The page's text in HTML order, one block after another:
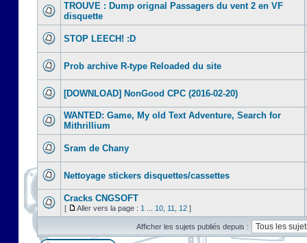
TROUVE : Dump orignal Passagers du vent 2 en VF
disquette
STOP LEECH! :D
Prob archive R-type Reloaded du site
[DOWNLOAD] NonGood CPC (2016-02-20)
WANTED: Game, My old Text Adventure, Search for
Mithrillium
Sram de Chany
Nettoyage stickers disquettes/cassettes
Cracks CNGSOFT
[ Aller vers la page : 1 10 11 12 ]
Afficher les sujets publiés depuis :